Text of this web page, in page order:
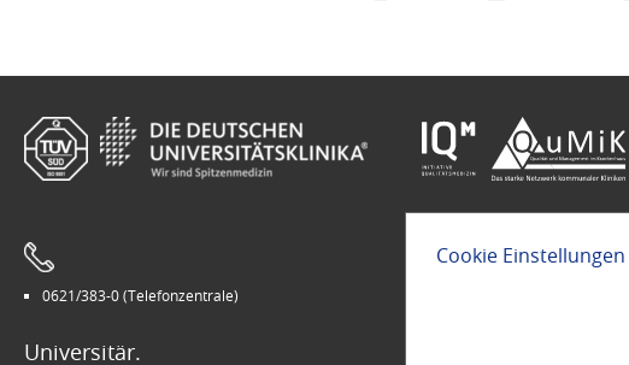
0621/383-0 (Telefonzentrale)
Universitär.
Cookie Einstellungen